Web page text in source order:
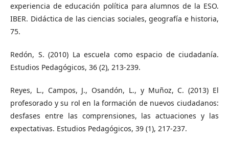
experiencia de educación política para alumnos de la ESO.
IBER. Didáctica de las ciencias sociales, geografía e historia,
75.
Redón, S. (2010) La escuela como espacio de ciudadanía.
Estudios Pedagógicos, 36 (2), 213-239.
Reyes, L., Campos, J., Osandón, L., y Muñoz, C. (2013) El
profesorado y su rol en la formación de nuevos ciudadanos:
desfases entre las comprensiones, las actuaciones y las
expectativas. Estudios Pedagógicos, 39 (1), 217-237.